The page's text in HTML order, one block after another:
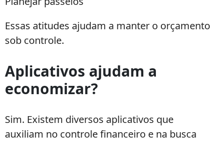
Essas atitudes ajudam a manter o orçamento
sob controle.
Aplicativos ajudam a
economizar?
Sim. Existem diversos aplicativos que
auxiliam no controle financeiro e na busca